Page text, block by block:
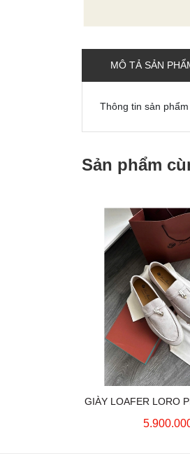
MÔ TẢ SẢN
Thông tin sản
Sản phẩm
GIÀY LOAFER LORO
CHARMS